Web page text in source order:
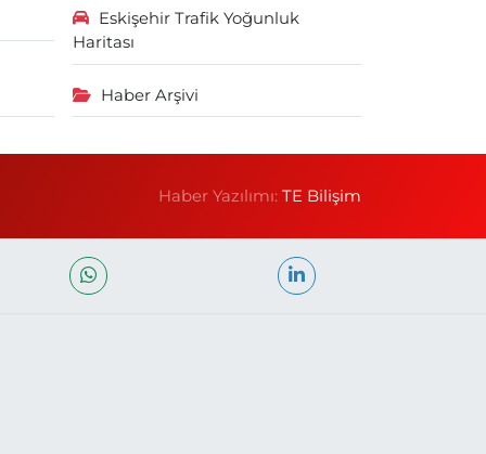
Eskişehir Trafik Yoğunluk
Haritası
Haber Arşivi
Haber Yazılımı:TE Bilişim